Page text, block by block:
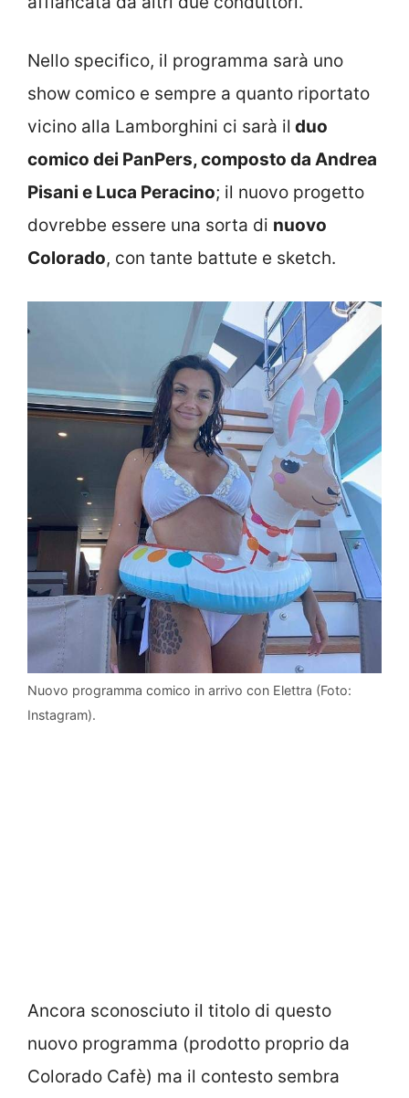
Nello specifico, il programma sarà uno
show comico e sempre a quanto riportato
vicino alla Lamborghini ci sarà il duo
comico dei PanPers, composto da Andrea
Pisani e Luca Peracino; il nuovo progetto
dovrebbe essere una sorta di nuovo
Colorado, con tante battute e sketch.
Nuovo programma comico in arrivo con Elettra (Foto:
Instagram).
Ancora sconosciuto il titolo di questo
nuovo programma (prodotto proprio da
Colorado Cafè) ma il contesto sembra